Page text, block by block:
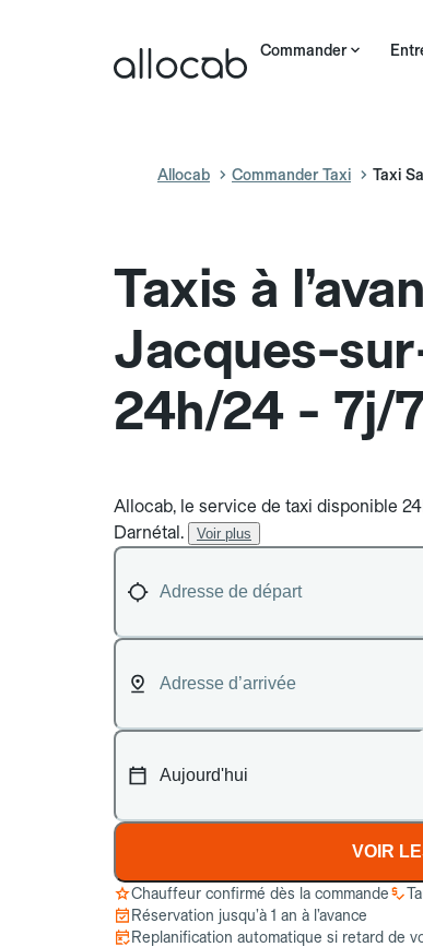
Commander
Allocab Commander Taxi Taxi
Taxis à
Jacques-
24h/24 - 7j/
Allocab, le service de taxi disponible
Darnétal.
Voir plus
VOIR
Chauffeur confirmé dès la commande
Réservation jusqu’à 1 an à l’avance
Replanification automatique si retard de